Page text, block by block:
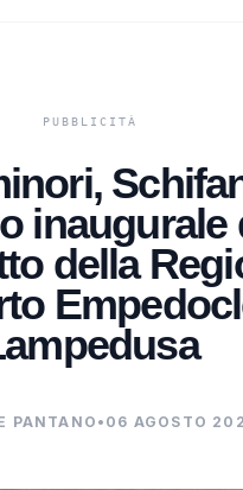
inaugurale
della
PANTANO • 06 AGOSTO